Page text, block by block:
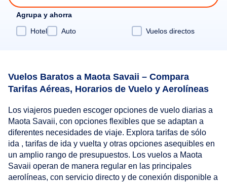
Agrupa y ahorra
Hotel
Auto Vuelos directos
Vuelos Baratos a Maota Savaii – Compara
Tarifas Aéreas, Horarios de Vuelo y Aerolíneas
Los viajeros pueden escoger opciones de vuelo diarias a
Maota Savaii, con opciones flexibles que se adaptan a
diferentes necesidades de viaje. Explora tarifas de sólo
ida , tarifas de ida y vuelta y otras opciones asequibles en
un amplio rango de presupuestos. Los vuelos a Maota
Savaii operan de manera regular en las principales
aerolíneas, con servicio directo y de conexión disponible a